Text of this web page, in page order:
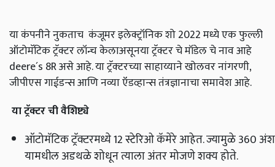
या कंपनीने नुकताच कंजूमर इलेक्ट्रॉनिक शो 2022 मध्ये एक फुल्ली
ऑटोमॅटिक ट्रॅक्टर लॉन्च केलाअसूनया ट्रॅक्टर चे मॉडेल चे नाव आहे
deere´s 8R असे आहे. या ट्रॅक्‍टरच्या साहाय्याने खोलवर नांगरणी,
जीपीएस गाईडन्स आणि नव्या ऍडव्हान्स तंत्रज्ञानाचा समावेश आहे.
या ट्रॅक्टर ची वैशिष्ट्ये
ऑटोमॅटिक ट्रॅक्टरमध्ये 12 स्टेरिओ कॅमेरे आहेत. ज्यामुळे 360 अंश
यामधील अडथळे शोधून त्याला अंतर मोजणे शक्य होते.